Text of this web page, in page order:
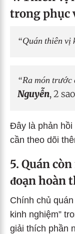
trong phục
“Quán thiên vị
“Ra món trước
Nguyễn, 2 sao
Đây là phản hồi
cần theo dõi
5. Quán
đoạn hoàn
Chính chủ
kinh nghiệm”
giải thích phần